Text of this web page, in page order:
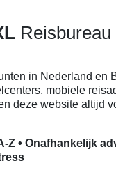
Reisbureau
in Nederland en
mobiele
deze website altijd
Z • Onafhankelijk